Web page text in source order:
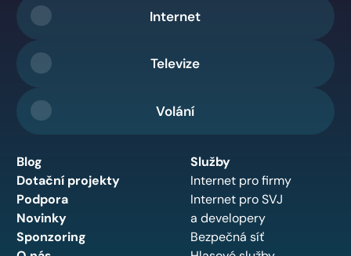
Internet
Televize
Volání
Blog
Dotační projekty
Podpora
Novinky
Sponzoring
Služby
Internet pro firmy
Internet pro SVJ
a developery
Bezpečná síť